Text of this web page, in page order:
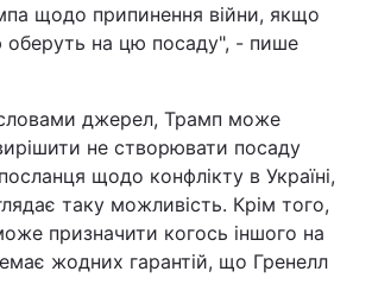
щодо припинення війни, якщо
оберуть на цю посаду", - пише
джерел, Трамп може
не створювати посаду
щодо конфлікту в Україні,
таку можливість. Крім того,
призначити когось іншого на
жодних гарантій, що Гренелл